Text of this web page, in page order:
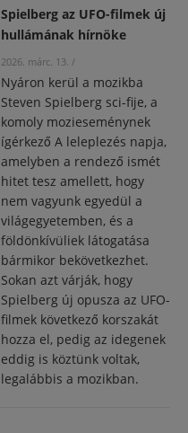
Spielberg az UFO-filmek új
hullámának hírnöke
2026. márc. 13. /
Nyáron kerül a mozikba
Steven Spielberg sci-fije, a
komoly mozieseménynek
ígérkező A leleplezés napja,
amelyben a rendező ismét
hitet tesz amellett, hogy
nem vagyunk egyedül a
világegyetemben, és a
földönkívüliek látogatása
bármikor bekövetkezhet.
Sokan azt várják, hogy
Spielberg új opusza az UFO-
filmek következő korszakát
hozza el, pedig az idegenek
eddig is köztünk voltak,
legalábbis a mozikban.